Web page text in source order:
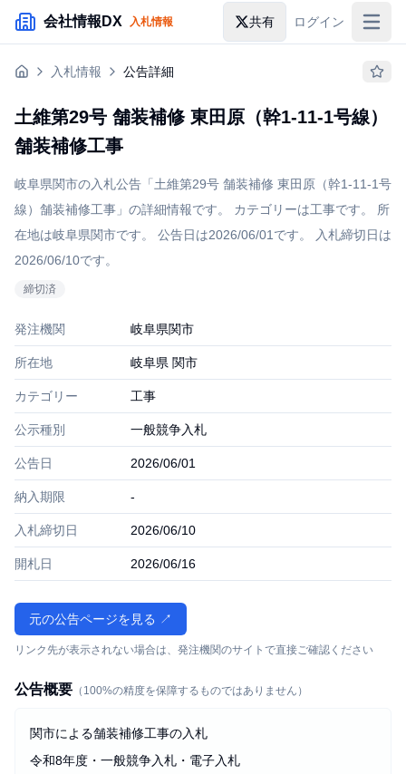
メインコンテンツにスキップ
会社情報DX 入札情報 共有 ログイン
入札情報
助成金・補助金
入札情報 公告詳細
土維第29号 舗装補修 東田原（幹1-11-1号線）
舗装補修工事
岐阜県関市の入札公告「土維第29号 舗装補修 東田原（幹1-11-1号
線）舗装補修工事」の詳細情報です。 カテゴリーは工事です。 所
在地は岐阜県関市です。 公告日は2026/06/01です。 入札締切日は
2026/06/10です。
締切済
発注機関 岐阜県関市
所在地 岐阜県 関市
カテゴリー 工事
公示種別 一般競争入札
公告日 2026/06/01
納入期限 -
入札締切日 2026/06/10
開札日 2026/06/16
元の公告ページを見る ↗
リンク先が表示されない場合は、発注機関のサイトで直接ご確認ください
公告概要 （100%の精度を保障するものではありません）
関市による舗装補修工事の入札
令和8年度・一般競争入札・電子入札